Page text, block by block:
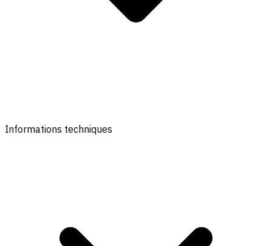
Informations techniques